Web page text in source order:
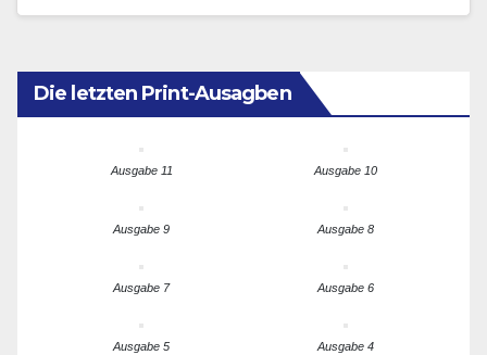
Die letzten Print-Ausagben
Ausgabe 11 Ausgabe 10
Ausgabe 9 Ausgabe 8
Ausgabe 7 Ausgabe 6
Ausgabe 5 Ausgabe 4